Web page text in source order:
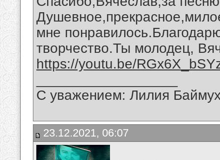
мне
творчество.Ты молодец,
https://youtu.be/
С уважением: Лилия
23.12.2021, 06:07